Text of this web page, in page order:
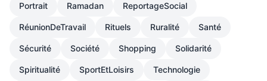
Portrait Ramadan ReportageSocial
RéunionDeTravail Rituels Ruralité Santé
Sécurité Société Shopping Solidarité
Spiritualité SportEtLoisirs Technologie